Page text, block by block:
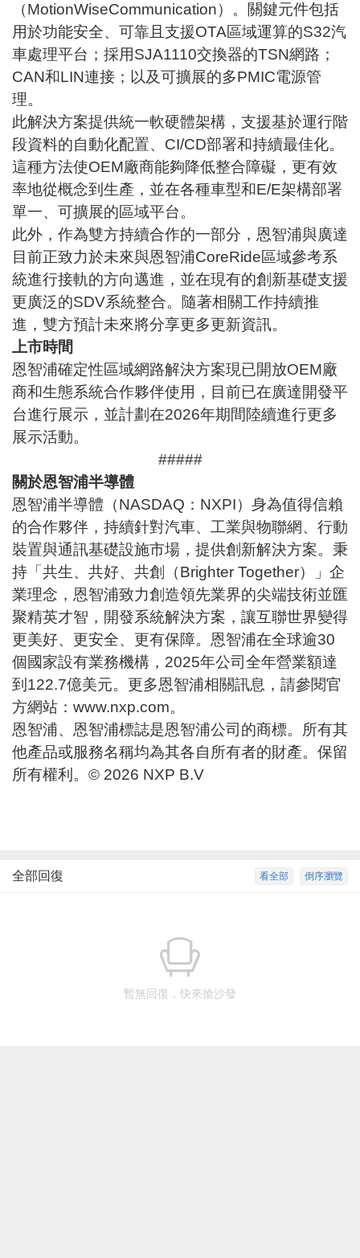
（MotionWiseCommunication）。關鍵元件包括
用於功能安全、可靠且支援OTA區域運算的S32汽
車處理平台；採用SJA1110交換器的TSN網路；
CAN和LIN連接；以及可擴展的多PMIC電源管
理。
此解決方案提供統一軟硬體架構，支援基於運行階
段資料的自動化配置、CI/CD部署和持續最佳化。
這種方法使OEM廠商能夠降低整合障礙，更有效
率地從概念到生產，並在各種車型和E/E架構部署
單一、可擴展的區域平台。
此外，作為雙方持續合作的一部分，恩智浦與廣達
目前正致力於未來與恩智浦CoreRide區域參考系
統進行接軌的方向邁進，並在現有的創新基礎支援
更廣泛的SDV系統整合。隨著相關工作持續推
進，雙方預計未來將分享更多更新資訊。
上市時間
恩智浦確定性區域網路解決方案現已開放OEM廠
商和生態系統合作夥伴使用，目前已在廣達開發平
台進行展示，並計劃在2026年期間陸續進行更多
展示活動。
#####
關於恩智浦半導體
恩智浦半導體（NASDAQ：NXPI）身為值得信賴
的合作夥伴，持續針對汽車、工業與物聯網、行動
裝置與通訊基礎設施市場，提供創新解決方案。秉
持「共生、共好、共創（Brighter Together）」企
業理念，恩智浦致力創造領先業界的尖端技術並匯
聚精英才智，開發系統解決方案，讓互聯世界變得
更美好、更安全、更有保障。恩智浦在全球逾30
個國家設有業務機構，2025年公司全年營業額達
到122.7億美元。更多恩智浦相關訊息，請參閱官
方網站： www.nxp.com。
恩智浦、恩智浦標誌是恩智浦公司的商標。所有其
他產品或服務名稱均為其各自所有者的財產。保留
所有權利。© 2026 NXP B.V
倒序瀏覽
看全部
全部回復
暫無回復，快來搶沙發